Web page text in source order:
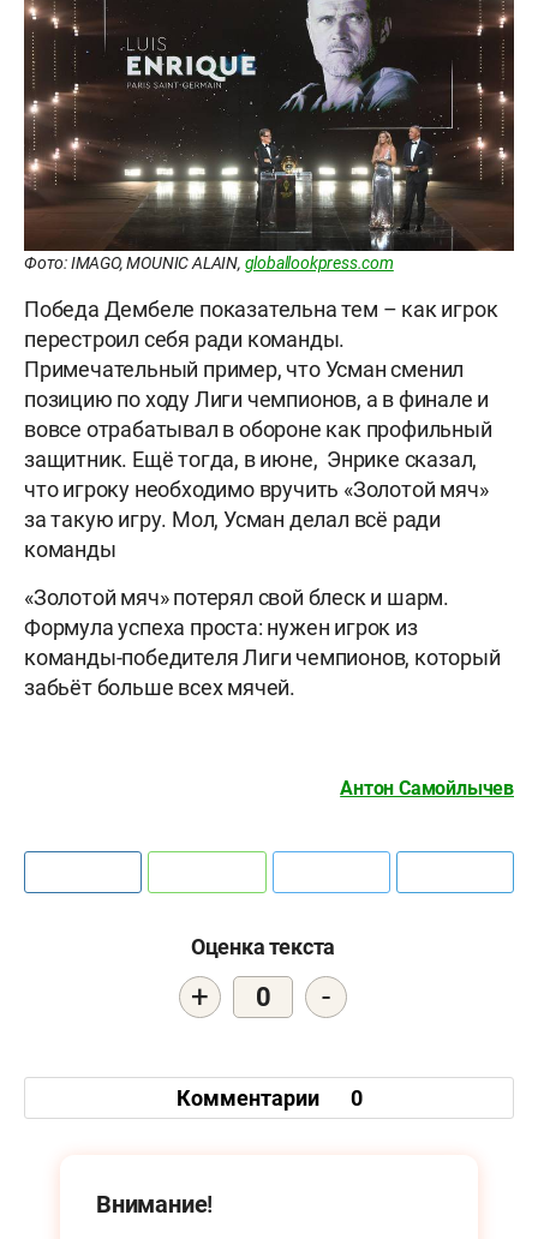
Фото: IMAGO, MOUNIC ALAIN, globallookpress.com
Победа Дембеле показательна тем – как игрок
перестроил себя ради команды.
Примечательный пример, что Усман сменил
позицию по ходу Лиги чемпионов, а в финале и
вовсе отрабатывал в обороне как профильный
защитник. Ещё тогда, в июне, Энрике сказал,
что игроку необходимо вручить «Золотой мяч»
за такую игру. Мол, Усман делал всё ради
команды
«Золотой мяч» потерял свой блеск и шарм.
Формула успеха проста: нужен игрок из
команды-победителя Лиги чемпионов, который
забьёт больше всех мячей.
Антон Самойлычев
Оценка текста
+ 0 -
Комментарии 0
Внимание!